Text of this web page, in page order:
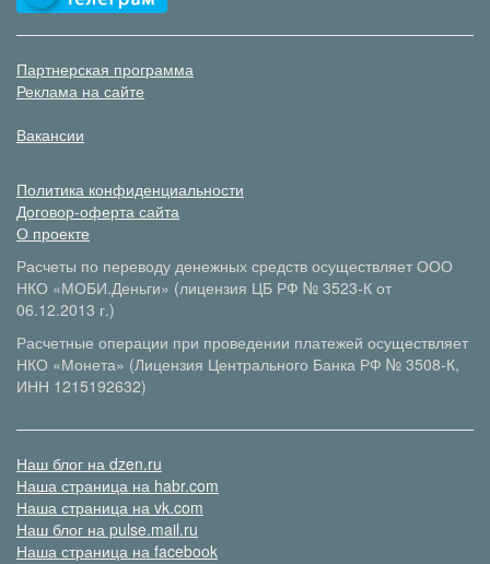
Партнерская программа
Реклама на сайте
Вакансии
Политика конфиденциальности
Договор-оферта сайта
О проекте
Расчеты по переводу денежных средств осуществляет ООО
НКО «МОБИ.Деньги» (лицензия ЦБ РФ № 3523-К от
06.12.2013 г.)
Расчетные операции при проведении платежей осуществляет
НКО «Монета» (Лицензия Центрального Банка РФ № 3508-К,
ИНН 1215192632)
Наш блог на dzen.ru
Наша страница на habr.com
Наша страница на vk.com
Наш блог на pulse.mail.ru
Наша страница на facebook